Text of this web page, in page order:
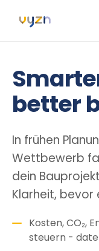
better
In frühen
Wettbewerb
dein
Klarheit, bevor
Kosten, CO₂,
steuern -